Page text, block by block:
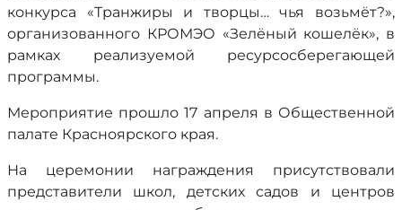
конкурса «Транжиры и творцы… чья возьмёт?»,
организованного КРОМЭО «Зелёный кошелёк», в
рамках реализуемой ресурсосберегающей
программы.
Мероприятие прошло 17 апреля в Общественной
палате Красноярского края.
На церемонии награждения присутствовали
представители школ, детских садов и центров